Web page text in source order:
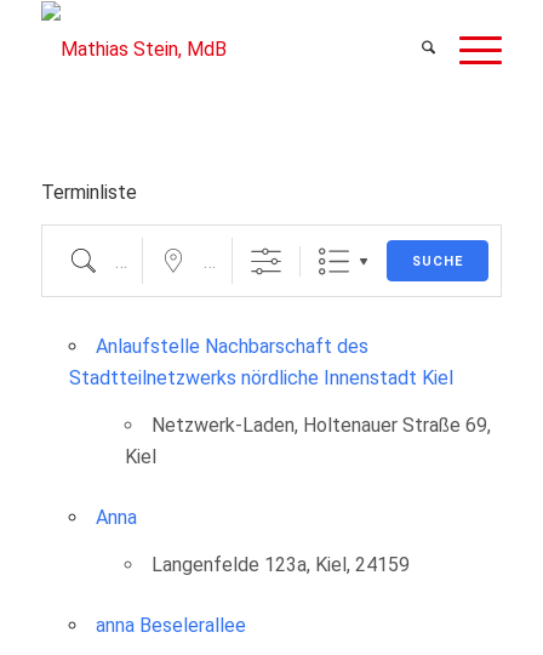
Terminliste
Suche Nahe ... SUCHE
Anlaufstelle Nachbarschaft des
Stadtteilnetzwerks nördliche Innenstadt Kiel
Netzwerk-Laden, Holtenauer Straße 69,
Kiel
Anna
Langenfelde 123a, Kiel, 24159
anna Beselerallee